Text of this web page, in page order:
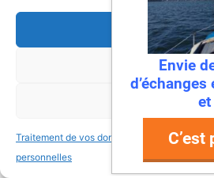
Accepter
Refuser
Voir les
Traitement de vos données
personnelles
Bali 4.8, un
catamaran
Antarès 700
bateau
Envie
et
C’est